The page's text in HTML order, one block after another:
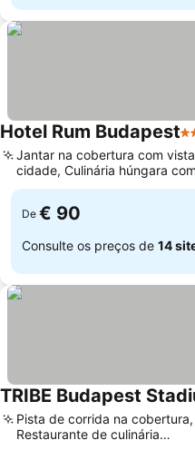
Hotel Rum Budapest4
Jantar na cobertura com
cidade, Culinária húngara
Michelin
De € 90
Consulte os preços de 14
TRIBE Budapest
Pista de corrida na cobertura,
Restaurante de culinária